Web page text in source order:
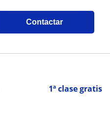
Contactar
1ª clase gratis